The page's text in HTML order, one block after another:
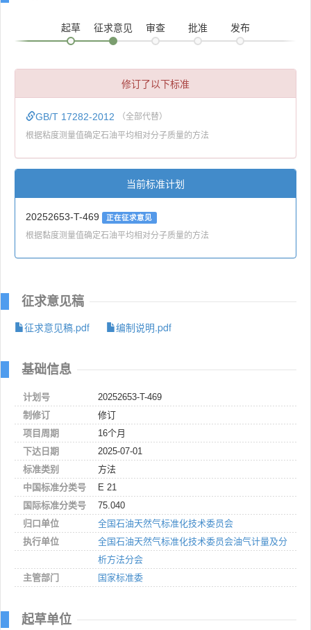
起草 征求意见 审查 批准 发布
修订了以下标准
GB/T 17282-2012 （全部代替）
根据粘度测量值确定石油平均相对分子质量的方法
当前标准计划
20252653-T-469 正在征求意见
根据黏度测量值确定石油平均相对分子质量的方法
征求意见稿
征求意见稿.pdf
编制说明.pdf
基础信息
计划号
20252653-T-469
制修订
修订
项目周期
16个月
下达日期
2025-07-01
标准类别
方法
中国标准分类号
E 21
国际标准分类号
75.040
归口单位
全国石油天然气标准化技术委员会
执行单位
全国石油天然气标准化技术委员会油气计量及分
析方法分会
主管部门
国家标准委
起草单位